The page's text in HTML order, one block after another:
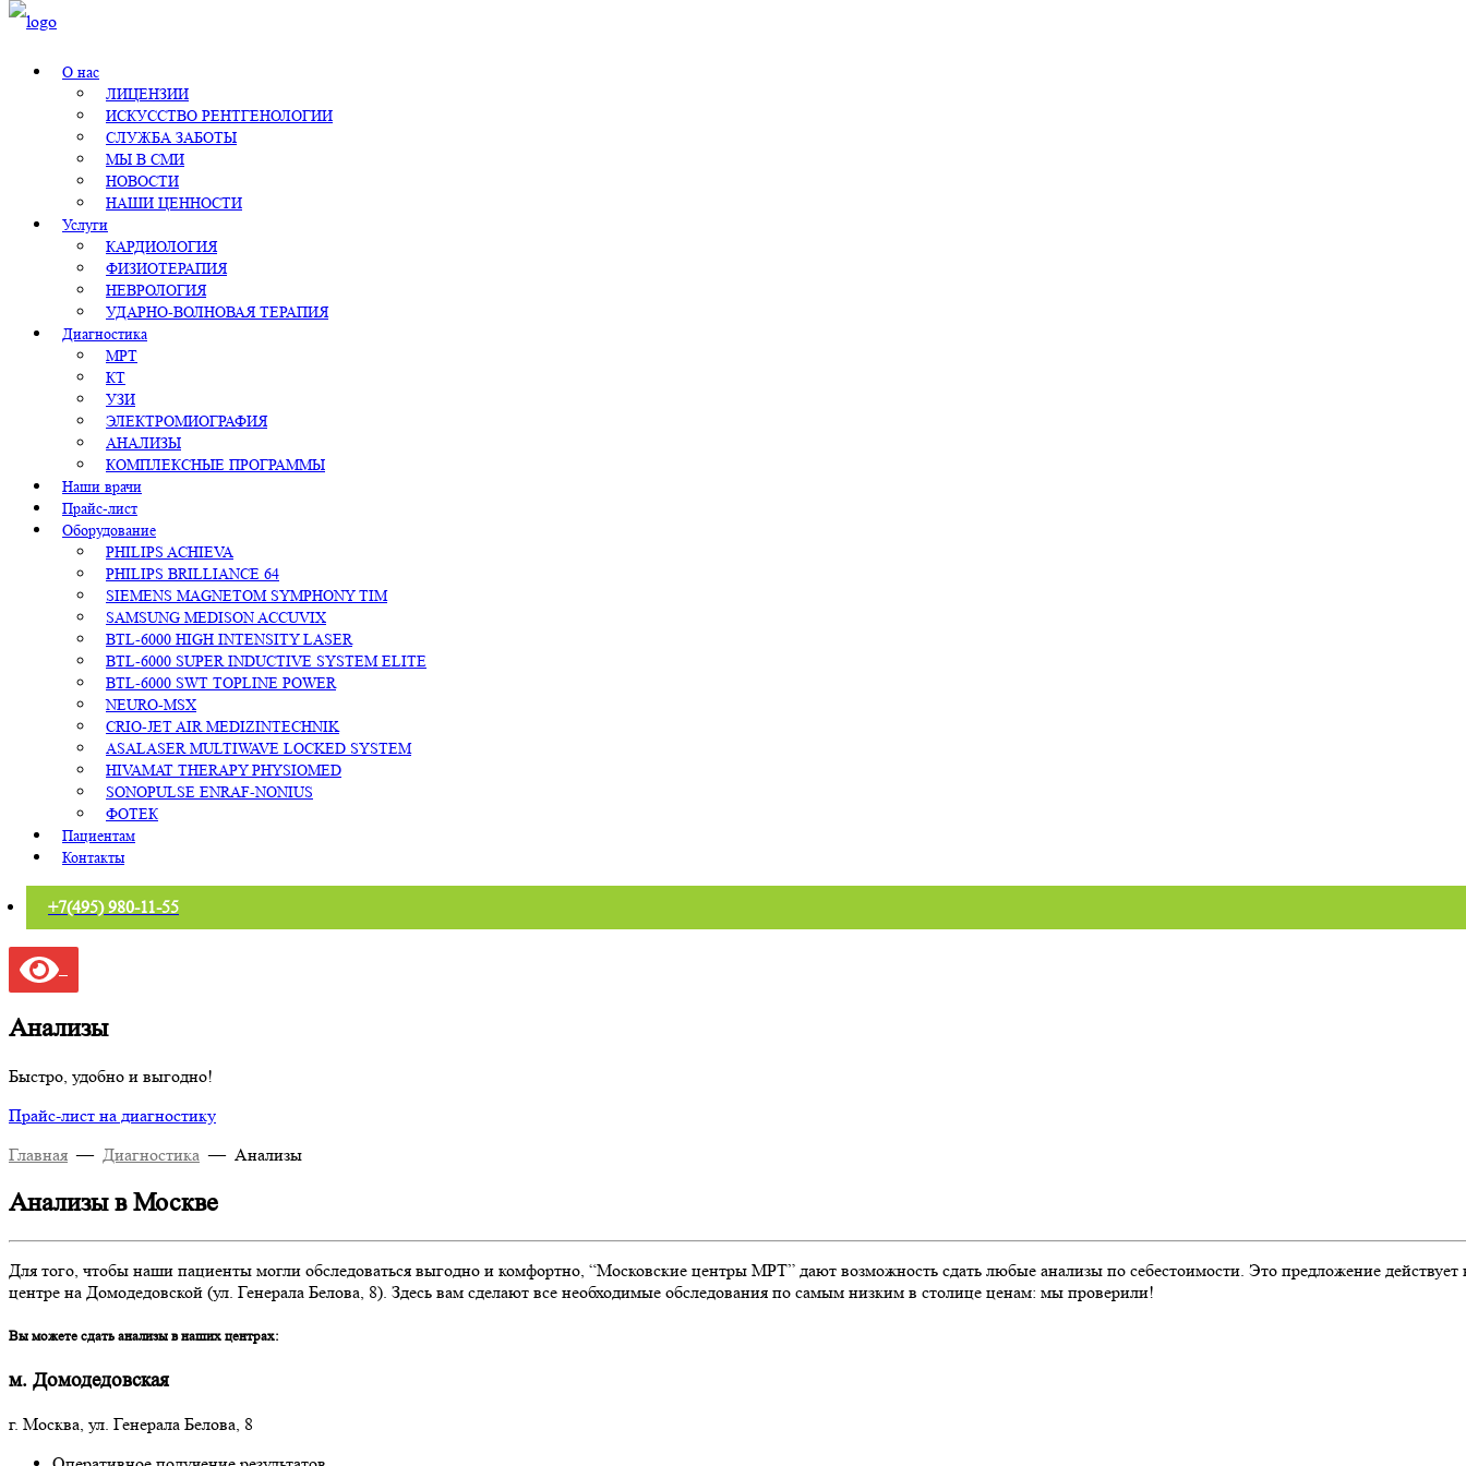
О нас
ЛИЦЕНЗИИ
ИСКУССТВО РЕНТГЕНОЛОГИИ
СЛУЖБА ЗАБОТЫ
МЫ В СМИ
НОВОСТИ
НАШИ ЦЕННОСТИ
Услуги
КАРДИОЛОГИЯ
ФИЗИОТЕРАПИЯ
НЕВРОЛОГИЯ
УДАРНО-ВОЛНОВАЯ ТЕРАПИЯ
Диагностика
МРТ
КТ
УЗИ
ЭЛЕКТРОМИОГРАФИЯ
АНАЛИЗЫ
КОМПЛЕКСНЫЕ ПРОГРАММЫ
Наши врачи
Прайс-лист
Оборудование
PHILIPS ACHIEVA
PHILIPS BRILLIANCE 64
SIEMENS MAGNETOM SYMPHONY TIM
SAMSUNG MEDISON ACCUVIX
BTL-6000 HIGH INTENSITY LASER
BTL-6000 SUPER INDUCTIVE SYSTEM ELITE
BTL-6000 SWT TOPLINE POWER
NEURO-MSX
CRIO-JET AIR MEDIZINTECHNIK
ASALASER MULTIWAVE LOCKED SYSTEM
HIVAMAT THERAPY PHYSIOMED
SONOPULSE ENRAF-NONIUS
ФОТЕК
Пациентам
Контакты
+7(495) 980-11-55
Анализы
Быстро, удобно и выгодно!
Прайс-лист на диагностику
Главная — Диагностика — Анализы
Анализы в Москве
Для того, чтобы наши пациенты могли обследоваться выгодно и комфортно, “Московские центры МРТ” дают возможность сдать любые анализы по себестоимости. Это предложение действует
центре на Домодедовской (ул. Генерала Белова, 8). Здесь вам сделают все необходимые обследования по самым низким в столице ценам: мы проверили!
Вы можете сдать анализы в наших центрах:
м. Домодедовская
г. Москва, ул. Генерала Белова, 8